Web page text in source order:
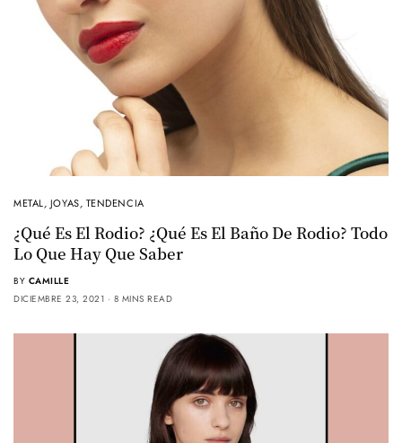
METAL, JOYAS, TENDENCIA
¿Qué Es El Rodio? ¿Qué Es El Baño De Rodio? Todo
Lo Que Hay Que Saber
BY CAMILLE
DICIEMBRE 23, 2021
8 MINS READ